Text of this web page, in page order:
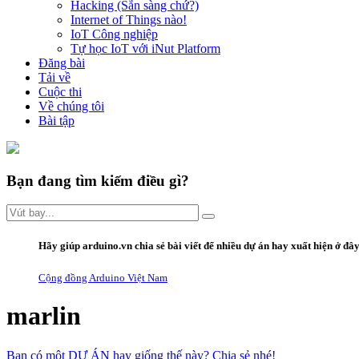
Hacking (Sẵn sàng chứ?)
Internet of Things nào!
IoT Công nghiệp
Tự học IoT với iNut Platform
Đăng bài
Tải về
Cuộc thi
Về chúng tôi
Bài tập
Bạn đang tìm kiếm điều gì?
Hãy giúp arduino.vn chia sẻ bài viết để nhiều dự án hay xuất hiện ở
Cộng đồng Arduino Việt Nam
marlin
Bạn có một DỰ ÁN hay giống thế này? Chia sẻ nhé!